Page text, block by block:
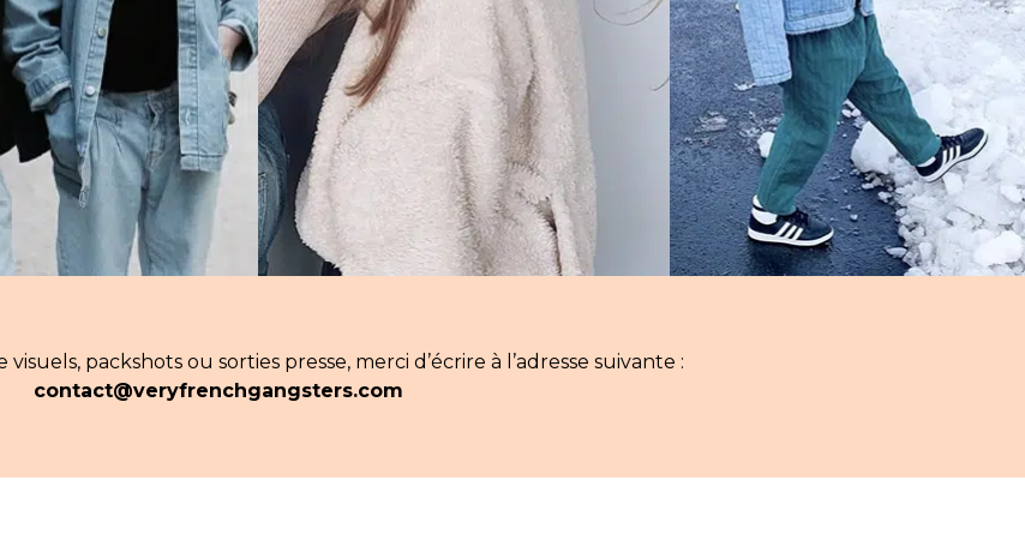
POINTS DE VENTE
CONTACT
packshots ou sorties presse, merci d’écrire à l’adresse suivante :
contact@veryfrenchgangsters.com